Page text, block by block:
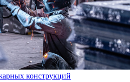
конструкций